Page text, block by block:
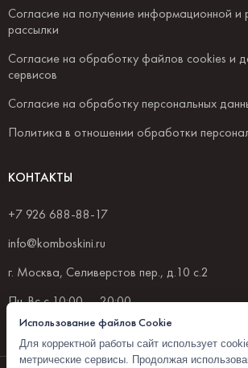
Согласие на получение информационной и
рассылки
Согласие на обработку файлов cookies и
сервисов
Согласие на обработку персональных
Политика в отношении обработки
КОНТАКТЫ
+7 926 688-88-17
info@komboskini.ru
г. Москва, Селиверстов пер., д.10 с.2
Пн-Вс с 10:00 — 20:00
Использование файлов Cookie
Для корректной работы сайт использует
метрические сервисы. Продолжая